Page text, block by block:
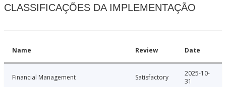
CLASSIFICAÇÕES DA IMPLEMENTAÇÃO
Name Review Date
Financial Management Satisfactory
2025-10-
31